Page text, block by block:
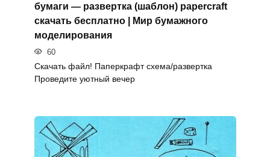
бумаги — развертка (шаблон) papercraft
скачать бесплатно | Мир бумажного
моделирования
60
Скачать файл! Паперкрафт схема/развертка
Проведите уютный вечер